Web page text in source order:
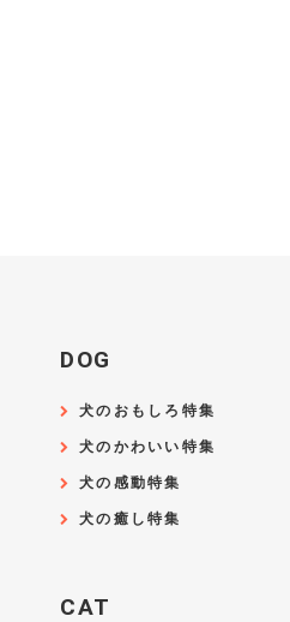
DOG
犬のおもしろ特集
犬のかわいい特集
犬の感動特集
犬の癒し特集
CAT